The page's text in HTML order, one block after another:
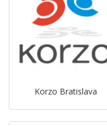
Korzo Bratislava